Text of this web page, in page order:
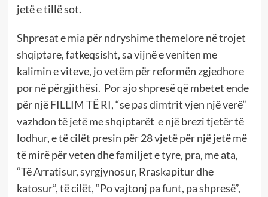
jetë e tillë sot.
Shpresat e mia për ndryshime themelore në trojet
shqiptare, fatkeqsisht, sa vijnë e veniten me
kalimin e viteve, jo vetëm për reformën zgjedhore
por në përgjithësi. Por ajo shpresë që mbetet ende
për një FILLIM TË RI, “se pas dimtrit vjen një verë”
vazhdon të jetë me shqiptarët e një brezi tjetër të
lodhur, e të cilët presin për 28 vjetë për një jetë më
të mirë për veten dhe familjet e tyre, pra, me ata,
“Të Arratisur, syrgjynosur, Rraskapitur dhe
katosur”, të cilët, “Po vajtonj pa funt, pa shpresë”,